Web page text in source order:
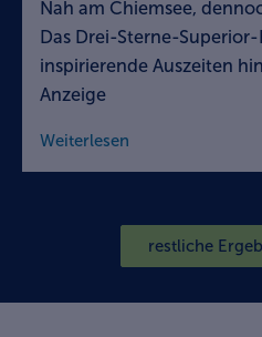
Nah am Chiemsee,
Das Drei-Sterne-
inspirierende Auszeiten
Anzeige
Weiterlesen
restliche